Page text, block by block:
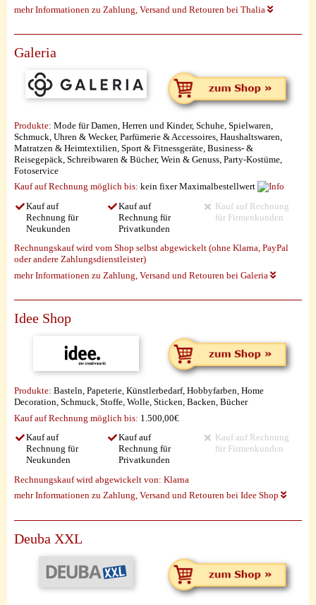
mehr Informationen zu Zahlung, Versand und Retouren bei Thalia
Galeria
Produkte: Mode für Damen, Herren und Kinder, Schuhe, Spielwaren,
Schmuck, Uhren & Wecker, Parfümerie & Accessoires, Haushaltswaren,
Matratzen & Heimtextilien, Sport & Fitnessgeräte, Business- &
Reisegepäck, Schreibwaren & Bücher, Wein & Genuss, Party-Kostüme,
Fotoservice
Kauf auf Rechnung möglich bis: kein fixer Maximalbestellwert
Kauf auf
Rechnung für
Neukunden
Kauf auf
Rechnung für
Privatkunden
Kauf auf Rechnung
für Firmenkunden
Rechnungskauf wird vom Shop selbst abgewickelt (ohne Klarna, PayPal
oder andere Zahlungsdienstleister)
mehr Informationen zu Zahlung, Versand und Retouren bei Galeria
Idee Shop
Produkte: Basteln, Papeterie, Künstlerbedarf, Hobbyfarben, Home
Decoration, Schmuck, Stoffe, Wolle, Sticken, Backen, Bücher
Kauf auf Rechnung möglich bis: 1.500,00€
Kauf auf
Rechnung für
Neukunden
Kauf auf
Rechnung für
Privatkunden
Kauf auf Rechnung
für Firmenkunden
Rechnungskauf wird abgewickelt von: Klarna
mehr Informationen zu Zahlung, Versand und Retouren bei Idee Shop
Deuba XXL